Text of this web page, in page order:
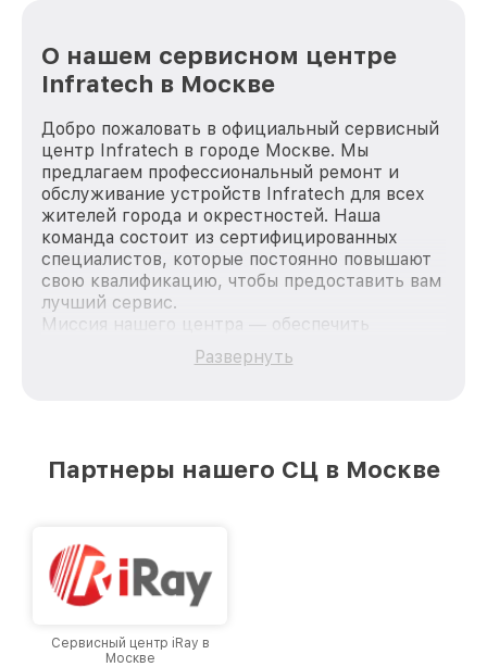
О нашем сервисном центре
Infratech в Москве
Добро пожаловать в официальный сервисный
центр Infratech в городе Москве. Мы
предлагаем профессиональный ремонт и
обслуживание устройств Infratech для всех
жителей города и окрестностей. Наша
команда состоит из сертифицированных
специалистов, которые постоянно повышают
свою квалификацию, чтобы предоставить вам
лучший сервис.
Миссия нашего центра — обеспечить
качественный и доступный ремонт для
каждого пользователя продукции Infratech,
лучшим сервисным центром Infratech в
Развернуть
Партнеры нашего СЦ в Москве
Сервисный центр iRay в
Москве